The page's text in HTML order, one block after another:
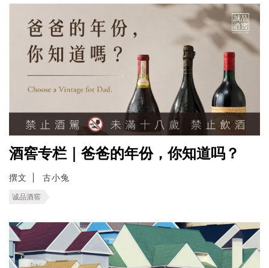
酒窖专栏｜爸爸的年份，你知道吗？
撰文 古小兔
诚品酒窖